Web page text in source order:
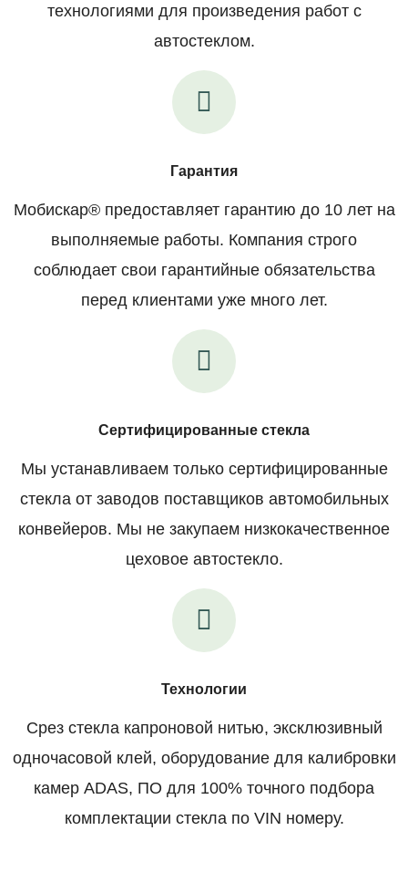
технологиями для произведения работ с
автостеклом.
Гарантия
Мобискар® предоставляет гарантию до 10 лет на
выполняемые работы. Компания строго
соблюдает свои гарантийные обязательства
перед клиентами уже много лет.
Сертифицированные стекла
Мы устанавливаем только сертифицированные
стекла от заводов поставщиков автомобильных
конвейеров. Мы не закупаем низкокачественное
цеховое автостекло.
Технологии
Срез стекла капроновой нитью, эксклюзивный
одночасовой клей, оборудование для калибровки
камер ADAS, ПО для 100% точного подбора
комплектации стекла по VIN номеру.